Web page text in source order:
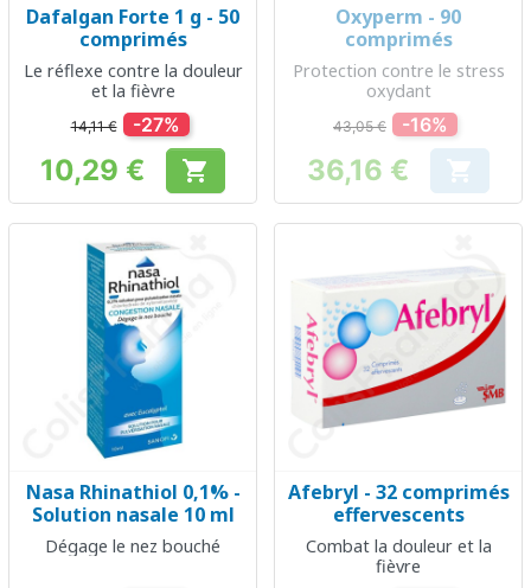
Dafalgan Forte 1 g - 50
comprimés
Le réflexe contre la douleur
et la fièvre
14,11 € -27%
Prix
10,29 € 
Oxyperm - 90
comprimés
Protection contre le stress
oxydant
43,05 € -16%
Prix
36,16 € 
Nasa Rhinathiol 0,1% -
Solution nasale 10 ml
Dégage le nez bouché
Afebryl - 32 comprimés
effervescents
Combat la douleur et la
fièvre